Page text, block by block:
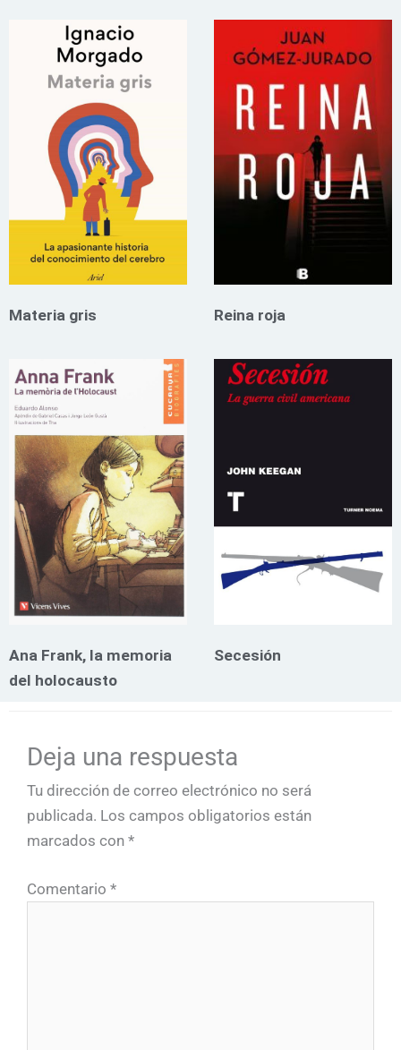
Materia gris Reina roja
Ana Frank, la memoria
del holocausto
Secesión
Deja una respuesta
Tu dirección de correo electrónico no será
publicada. Los campos obligatorios están
marcados con *
Comentario *